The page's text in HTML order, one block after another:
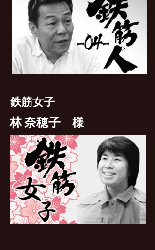
鉄筋女子
林 奈穂子 様